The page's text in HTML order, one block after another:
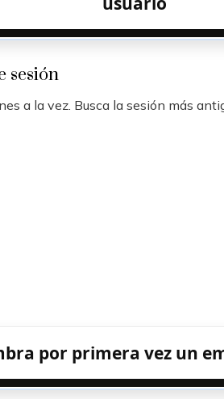
sesión
a la vez. Busca la sesión más
por primera vez un